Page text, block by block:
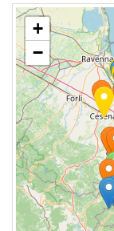
LUOGHI
A
DOG
OFFERTE
A
DOG
+
−